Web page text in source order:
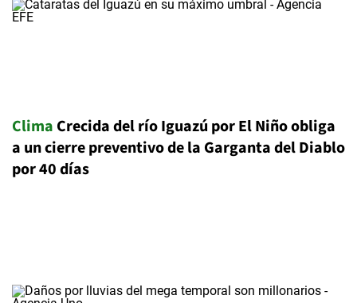
Clima Crecida del río Iguazú por El Niño obliga
a un cierre preventivo de la Garganta del Diablo
por 40 días